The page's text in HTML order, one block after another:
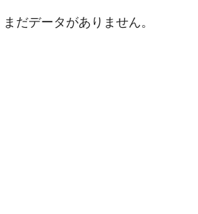
まだデータがありません。